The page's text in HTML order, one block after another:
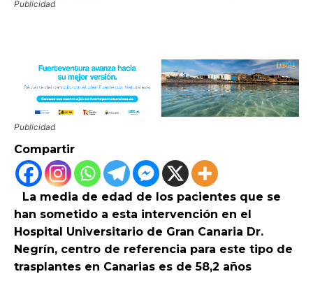
Publicidad
Publicidad
Compartir
La media de edad de los pacientes que se
han sometido a esta intervención en el
Hospital Universitario de Gran Canaria Dr.
Negrín, centro de referencia para este tipo de
trasplantes en Canarias es de 58,2 años